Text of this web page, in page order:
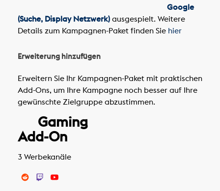
Google
(Suche, Display Netzwerk)ausgespielt. Weitere
Details zum Kampagnen-Paket finden Sie hier
Erweiterung hinzufügen
Erweitern Sie Ihr Kampagnen-Paket mit praktischen
Add-Ons, um Ihre Kampagne noch besser auf Ihre
gewünschte Zielgruppe abzustimmen.
Gaming
Add-On
3 Werbekanäle